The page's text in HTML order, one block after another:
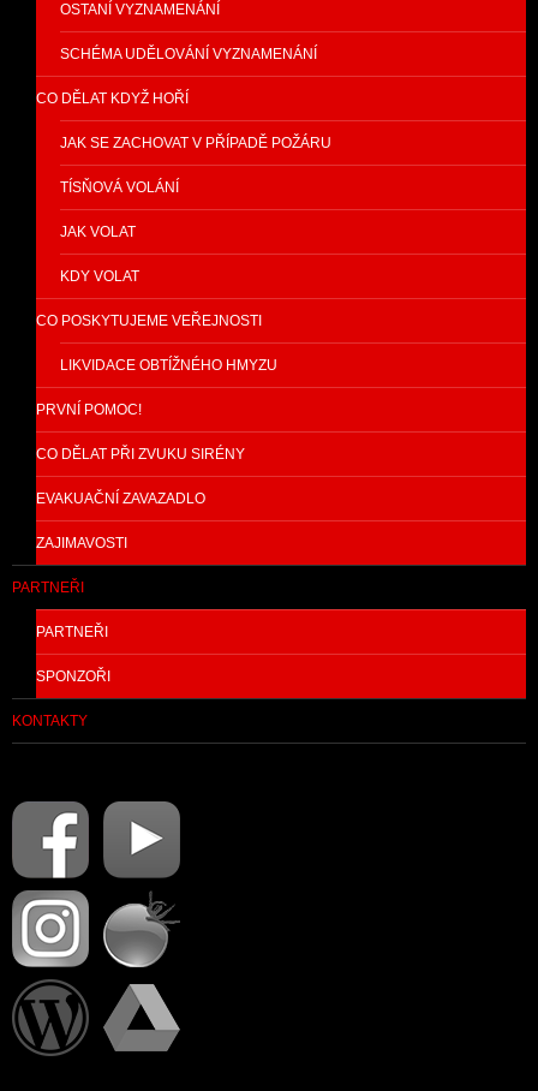
OSTANÍ VYZNAMENÁNÍ
SCHÉMA UDĚLOVÁNÍ VYZNAMENÁNÍ
CO DĚLAT KDYŽ HOŘÍ
JAK SE ZACHOVAT V PŘÍPADĚ POŽÁRU
TÍSŇOVÁ VOLÁNÍ
JAK VOLAT
KDY VOLAT
CO POSKYTUJEME VEŘEJNOSTI
LIKVIDACE OBTÍŽNÉHO HMYZU
PRVNÍ POMOC!
CO DĚLAT PŘI ZVUKU SIRÉNY
EVAKUAČNÍ ZAVAZADLO
ZAJIMAVOSTI
PARTNEŘI
PARTNEŘI
SPONZOŘI
KONTAKTY